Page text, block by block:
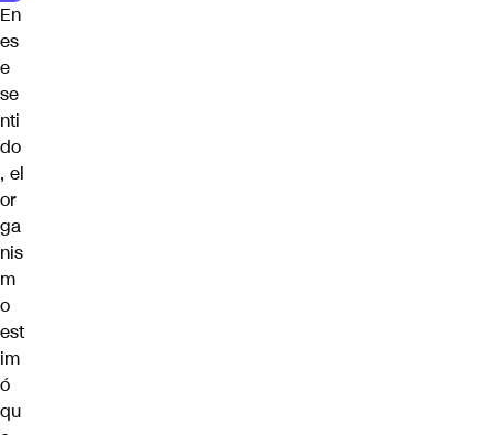
En
es
e
se
nti
do
, el
or
ga
nis
m
o
est
im
ó
qu